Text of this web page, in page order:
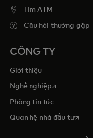
Tim ATM
Câu hỏi thường gặp
CÔNG TY
Giới thiệu
Nghề nghiệpopens in a
Phòng tin tức
Quan hệ nhà đầu tư